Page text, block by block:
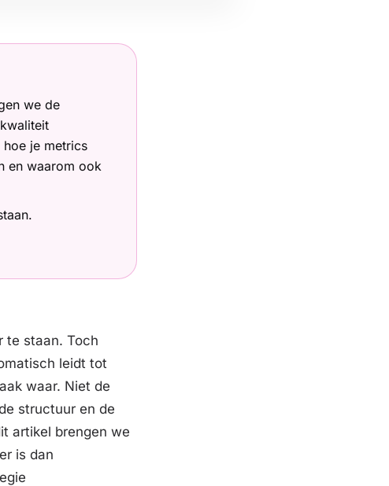
we de
je metrics
en waarom ook
te staan. Toch
leidt tot
waar. Niet de
structuur en de
artikel brengen we
is dan